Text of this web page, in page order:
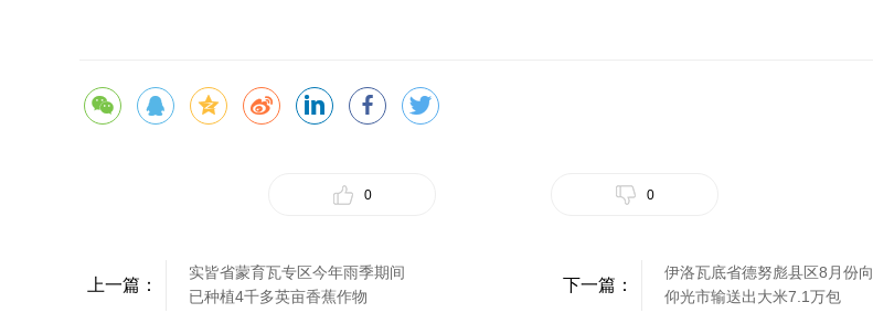
0 0
上一篇：
实皆省蒙育瓦专区今年雨季期间
已种植4千多英亩香蕉作物
下一篇：
伊洛瓦底省德努彪县区8月份向
仰光市输送出大米7.1万包